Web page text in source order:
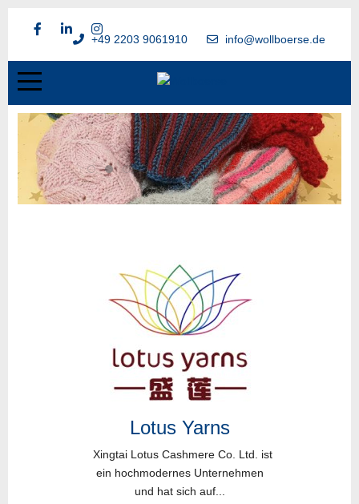
+49 2203 9061910 info@wollboerse.de
Lotus Yarns
Xingtai Lotus Cashmere Co. Ltd. ist
ein hochmodernes Unternehmen
und hat sich auf...